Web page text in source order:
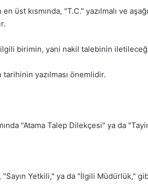
üst kısmında, "T.C." yazılmalı ve
ilgili birimin, yani nakil talebinin
yazılması önemlidir.
"Atama Talep Dilekçesi" ya da
"Sayın Yetkili," ya da "İlgili Müdürlük,"